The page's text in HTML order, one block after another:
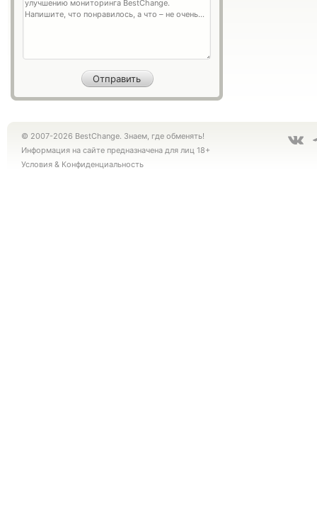
© 2007-2026 BestChange. Знаем, где обменять!
Информация на сайте предназначена для лиц 18+
Условия & Конфиденциальность